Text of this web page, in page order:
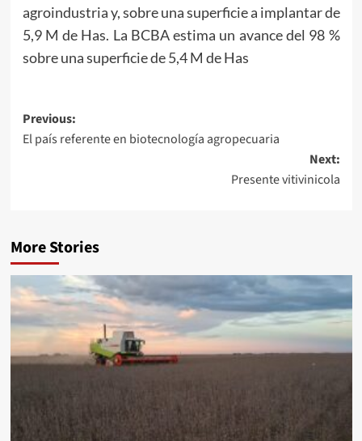
agroindustria y, sobre una superficie a implantar de
5,9 M de Has. La BCBA estima un avance del 98 %
sobre una superficie de 5,4 M de Has
Post
navigation
Previous:
El país referente en biotecnología agropecuaria
Next:
Presente vitivinicola
More Stories